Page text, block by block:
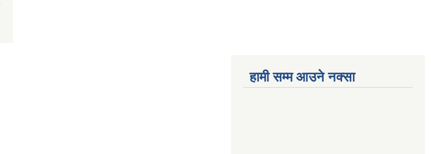
हामी सम्म आउने नक्सा